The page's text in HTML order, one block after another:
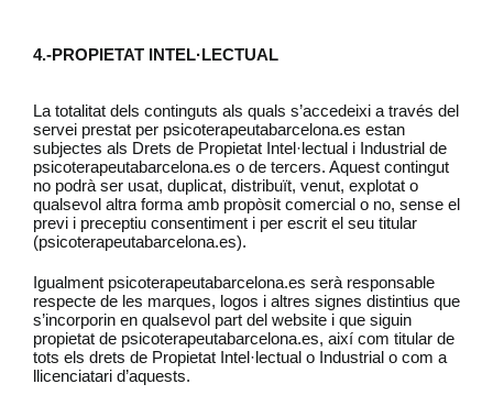
4.-PROPIETAT INTEL·LECTUAL
La totalitat dels continguts als quals s’accedeixi a través del
servei prestat per psicoterapeutabarcelona.es estan
subjectes als Drets de Propietat Intel·lectual i Industrial de
psicoterapeutabarcelona.es o de tercers. Aquest contingut
no podrà ser usat, duplicat, distribuït, venut, explotat o
qualsevol altra forma amb propòsit comercial o no, sense el
previ i preceptiu consentiment i per escrit el seu titular
(psicoterapeutabarcelona.es).
Igualment psicoterapeutabarcelona.es serà responsable
respecte de les marques, logos i altres signes distintius que
s’incorporin en qualsevol part del website i que siguin
propietat de psicoterapeutabarcelona.es, així com titular de
tots els drets de Propietat Intel·lectual o Industrial o com a
llicenciatari d’aquests.